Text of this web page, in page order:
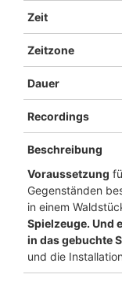
Zeit
Zeitzone
Dauer
Recordings
Beschreibung
Voraussetzung
Gegenständen
in einem
Spielzeuge. Und
in das gebuchte
und die